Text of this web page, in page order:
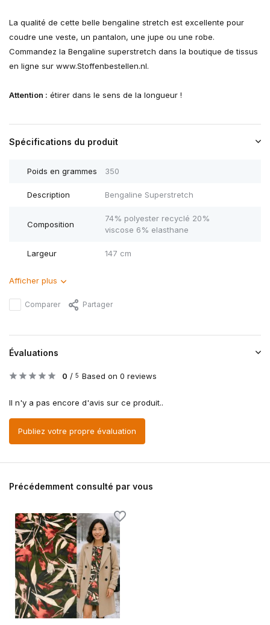
La qualité de cette belle bengaline stretch est excellente pour
coudre une veste, un pantalon, une jupe ou une robe.
Commandez la Bengaline superstretch dans la boutique de tissus
en ligne sur www.Stoffenbestellen.nl.
Attention : étirer dans le sens de la longueur !
Spécifications du produit
Poids en grammes 350
Description Bengaline Superstretch
Composition
74% polyester recyclé 20%
viscose 6% elasthane
Largeur 147 cm
Afficher plus
Comparer Partager
Évaluations
0 / 5 Based on 0 reviews
Il n'y a pas encore d'avis sur ce produit..
Publiez votre propre évaluation
Précédemment consulté par vous